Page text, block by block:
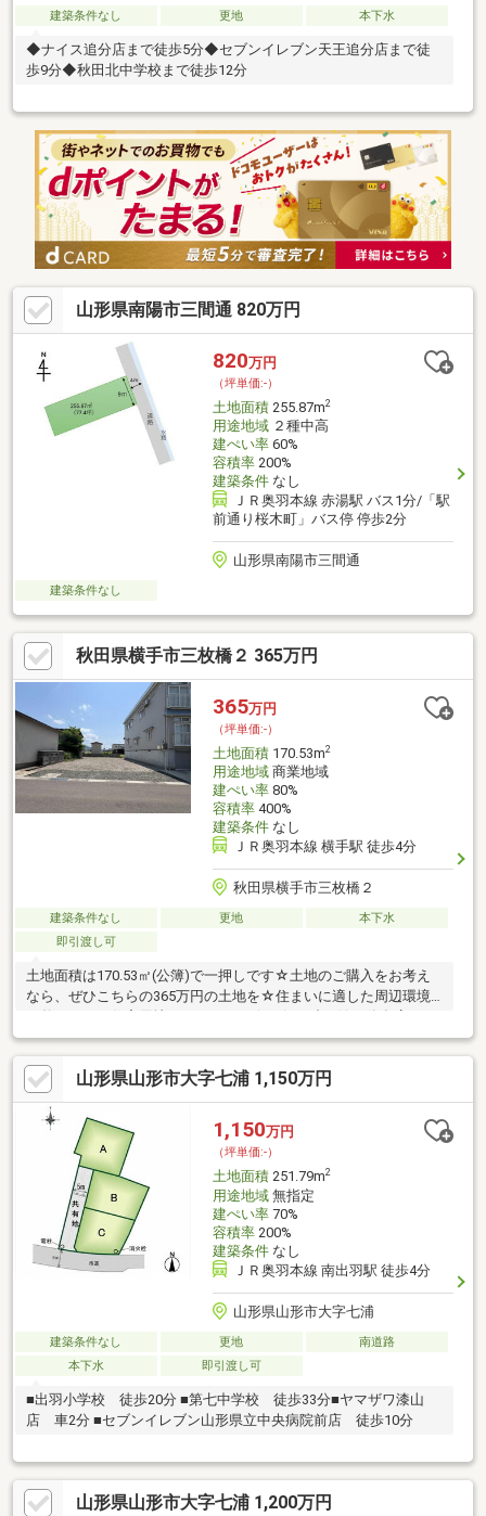
建築条件なし 更地 本下水
◆ナイス追分店まで徒歩5分◆セブンイレブン天王追分店まで徒
歩9分◆秋田北中学校まで徒歩12分
山形県南陽市三間通 820万円
820万円
（坪単価:-）
土地面積255.87m2
用途地域２種中高
建ぺい率60%
容積率200%
建築条件なし
ＪＲ奥羽本線 赤湯駅 バス1分/「駅
前通り桜木町」バス停 停歩2分
山形県南陽市三間通
建築条件なし
秋田県横手市三枚橋２ 365万円
365万円
（坪単価:-）
土地面積170.53m2
用途地域商業地域
建ぺい率80%
容積率400%
建築条件なし
ＪＲ奥羽本線 横手駅 徒歩4分
秋田県横手市三枚橋２
建築条件なし 更地
本下水
即引渡し可
土地面積は170.53㎡(公簿)で一押しです☆土地のご購入をお考え
なら、ぜひこちらの365万円の土地を☆住まいに適した周辺環境
貨店などが集まり、住宅や小規模の工場も建てられる商業地域☆
駅まで徒歩4分なので、移動時間を短縮できます☆土地購入をお
考えの方、コチラの売地は環境も良くておすすめです☆平坦地な
ので、擁壁・造成費用を削減できます(^^)
山形県山形市大字七浦 1,150万円
1,150万円
（坪単価:-）
土地面積251.79m2
用途地域無指定
建ぺい率70%
容積率200%
建築条件なし
ＪＲ奥羽本線 南出羽駅 徒歩4分
山形県山形市大字七浦
建築条件なし 更地
南道路
本下水
即引渡し可
■出羽小学校 徒歩20分 ■第七中学校 徒歩33分■ヤマザワ漆山
店 車2分 ■セブンイレブン山形県立中央病院前店 徒歩10分
山形県山形市大字七浦 1,200万円